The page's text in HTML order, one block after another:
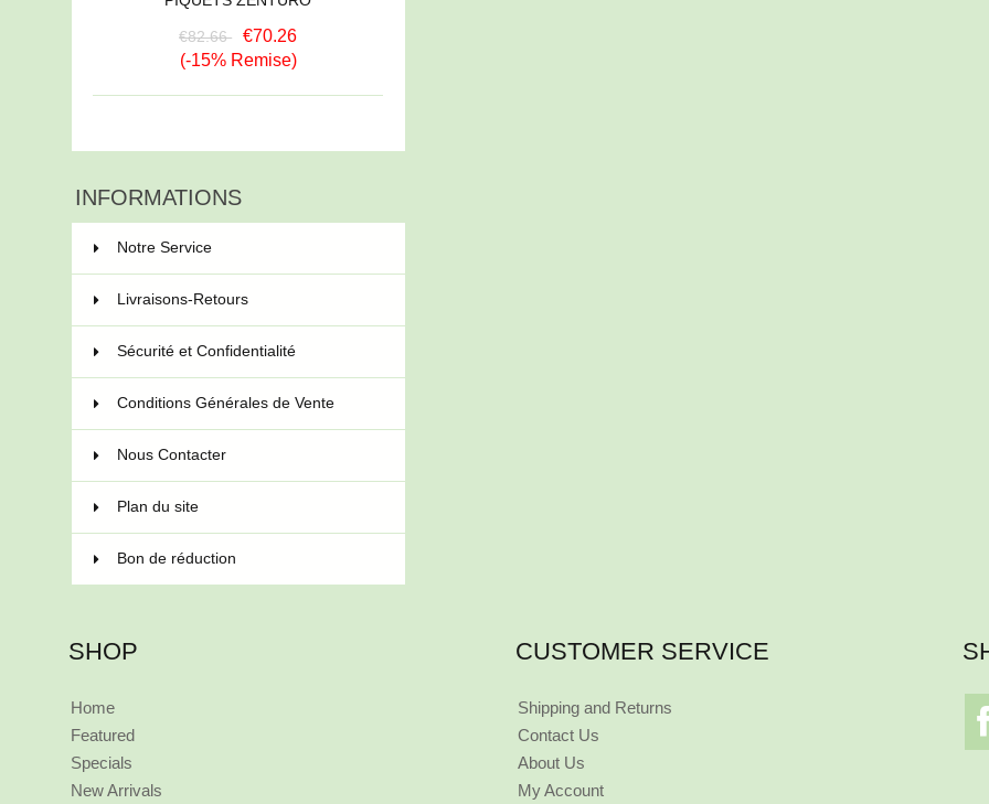
€82.66
€70.26
(-15% Remise)
INFORMATIONS
Notre Service
Livraisons-Retours
Sécurité et Confidentialité
Conditions Générales de Vente
Nous Contacter
Plan du site
Bon de réduction
SHOP
Home
Featured
Specials
New Arrivals
CUSTOMER SERVICE
Shipping and Returns
Contact Us
About Us
My Account